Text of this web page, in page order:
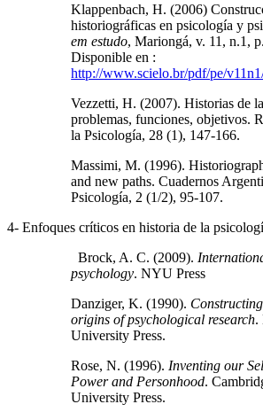
Klappenbach, H. (2006)
historiográficas en psicología y
em estudo, Mariongá, v. 11, n.1,
Disponible en :
http://www.scielo.br/pdf/pe/
Vezzetti, H. (2007). Historias de
problemas, funciones, objetivos.
la Psicología, 28 (1), 147-166.
Massimi, M. (1996).
and new paths. Cuadernos
Psicología, 2 (1/2), 95-107.
4- Enfoques críticos en historia de la
Brock, A. C. (2009).
psychology. NYU Press
Danziger, K. (1990).
origins of psychological research.
University Press.
Rose, N. (1996). Inventing our
Power and Personhood.
University Press.